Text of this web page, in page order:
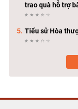
trao quà hỗ trợ
khó khăn
Tiểu sử Hòa